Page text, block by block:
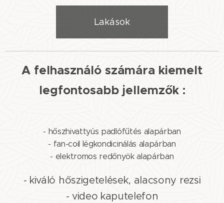
Lakások
A felhasználó számára kiemelt
legfontosabb jellemzők :
- hőszhivattyús padlófűtés alapárban
- fan-coil légkondicinálás alapárban
- elektromos redőnyök alapárban
- kiváló hőszigetelések, alacsony rezsi
- video kaputelefon